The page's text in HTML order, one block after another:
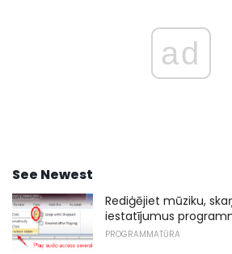
ad
See Newest
Rediģējiet mūziku,
iestatījumus
PROGRAMMATŪRA